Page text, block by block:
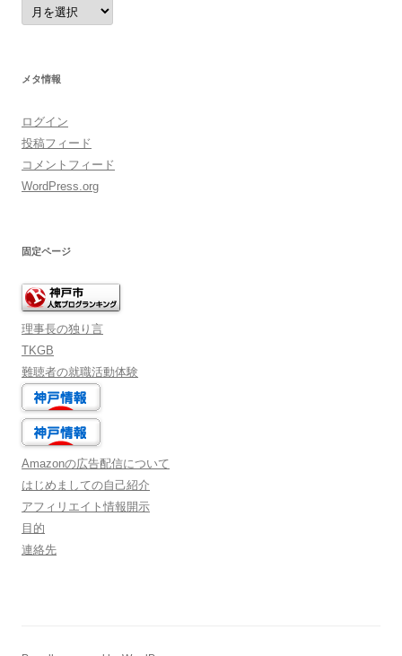
ー
カ
メタ情報
ログイン
投稿フィード
コメントフィード
WordPress.org
固定ページ
理事長の独り言
TKGB
難聴者の就職活動体験
Amazonの広告配信について
はじめましての自己紹介
アフィリエイト情報開示
目的
連絡先